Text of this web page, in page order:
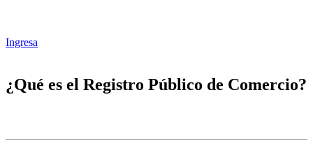
Ingresa
¿Qué es el Registro Público de Comercio?